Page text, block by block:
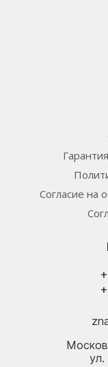
Согласие на
ул.